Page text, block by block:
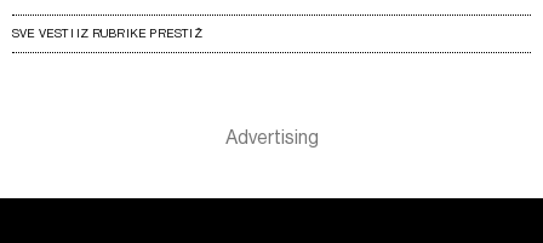
SVE VESTI IZ RUBRIKE PRESTIŽ